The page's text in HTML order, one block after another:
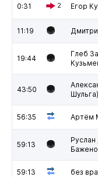
0:31 2 Егор
11:19
19:44
Глеб
43:50
Шульга)
56:35 Артём
59:13
59:13 без